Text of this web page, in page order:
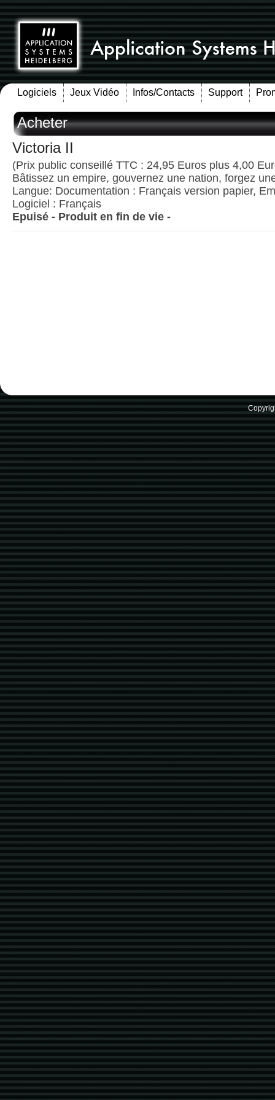
Logiciels Jeux Vidéo Infos/Contacts Support
Acheter
Victoria II
(Prix public conseillé TTC : 24,95 Euros plus 4,00
Bâtissez un empire, gouvernez une nation, forgez
Langue: Documentation : Français version papier,
Logiciel : Français
Epuisé - Produit en fin de vie -